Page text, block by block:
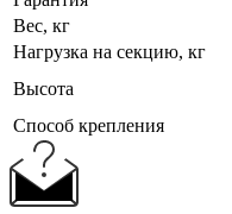
Вес, кг
Нагрузка на секцию, кг
Высота
Cпособ крепления